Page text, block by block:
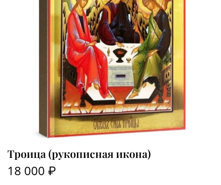
Троица (рукописная икона)
18 000 ₽